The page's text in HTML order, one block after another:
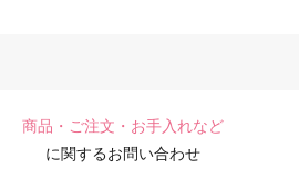
商品・ご注文・お手入れなど
に関するお問い合わせ